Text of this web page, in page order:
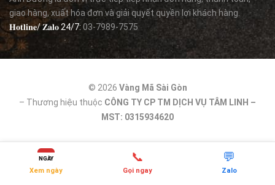
giao hàng, xuất hóa đơn và giải quyết quyền lợi khách hàng.
𝐇𝐨𝐭𝐥𝐢𝐧𝐞/ 𝐙𝐚𝐥𝐨 24/7: 03-7989-7575
© 2026 Vàng Mã Sài Gòn
– Thương hiệu thuộc CÔNG TY CP TM DỊCH VỤ TÂM LINH –
MST: 0315934620
NGÀY
Xem ngày
📞
Gọi ngay
💬
Zalo